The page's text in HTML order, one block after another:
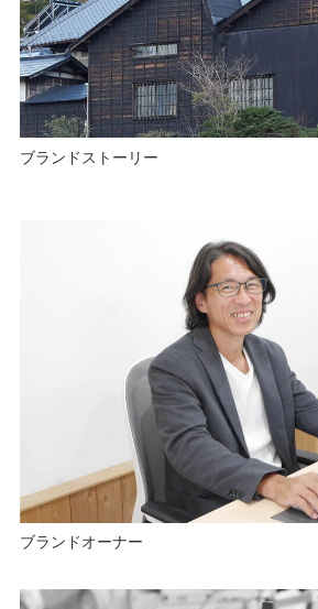
ブランドストーリー
ブランドオーナー